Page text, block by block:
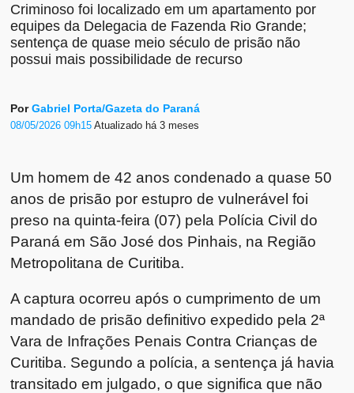
Criminoso foi localizado em um apartamento por
equipes da Delegacia de Fazenda Rio Grande;
sentença de quase meio século de prisão não
possui mais possibilidade de recurso
PorGabriel Porta/Gazeta do Paraná
08/05/2026 09h15Atualizado há 3 meses
Um homem de 42 anos condenado a quase 50
anos de prisão por estupro de vulnerável foi
preso na quinta-feira (07) pela Polícia Civil do
Paraná em São José dos Pinhais, na Região
Metropolitana de Curitiba.
A captura ocorreu após o cumprimento de um
mandado de prisão definitivo expedido pela 2ª
Vara de Infrações Penais Contra Crianças de
Curitiba. Segundo a polícia, a sentença já havia
transitado em julgado, o que significa que não